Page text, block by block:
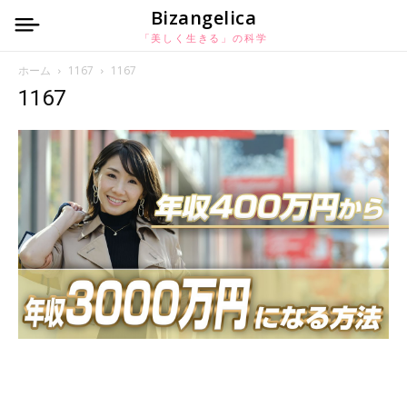
Bizangelica
「美しく生きる」の科学
ホーム 1167 1167
1167